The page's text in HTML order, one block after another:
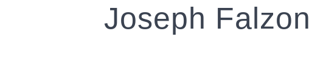
Joseph Falzon